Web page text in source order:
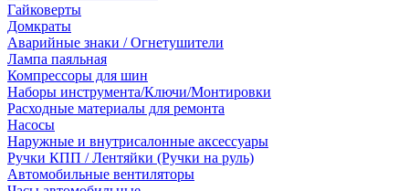
Гайковерты
Домкраты
Аварийные знаки / Огнетушители
Лампа паяльная
Компрессоры для шин
Наборы инструмента/Ключи/Монтировки
Расходные материалы для ремонта
Насосы
Наружные и внутрисалонные аксессуары
Ручки КПП / Лентяйки (Ручки на руль)
Автомобильные вентиляторы